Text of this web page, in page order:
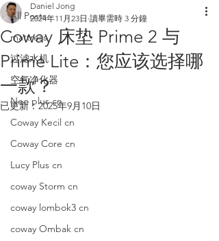
All Posts
mattress
过滤水机
空气净化器
Neo plus cn
Coway Kecil cn
Coway Core cn
Lucy Plus cn
coway Storm cn
coway lombok3 cn
coway Ombak cn
Coway 床垫 Prime 2 与
Prime Lite：您应该选择哪
一款？
Daniel Jong
2024年11月23日 讀畢需時 3 分鐘
已更新：2025年9月10日